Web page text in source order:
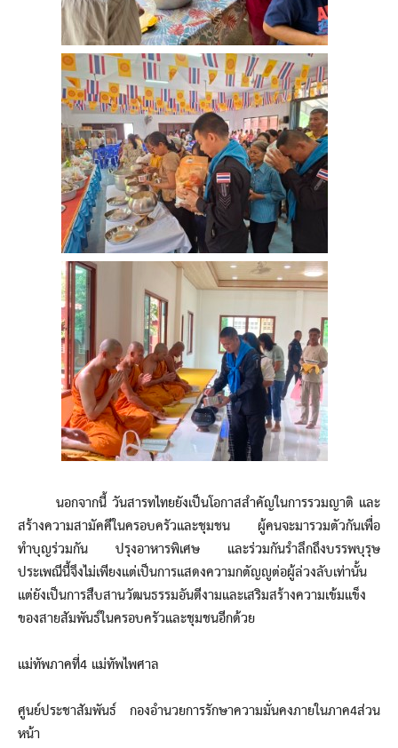
นอกจากนี้ วันสารทไทยยังเป็นโอกาสสำคัญในการรวมญาติ และ
สร้างความสามัคคีในครอบครัวและชุมชน ผู้คนจะมารวมตัวกันเพื่อ
ทำบุญร่วมกัน ปรุงอาหารพิเศษ และร่วมกันรำลึกถึงบรรพบุรุษ
ประเพณีนี้จึงไม่เพียงแต่เป็นการแสดงความกตัญญูต่อผู้ล่วงลับเท่านั้น
แต่ยังเป็นการสืบสานวัฒนธรรมอันดีงามและเสริมสร้างความเข้มแข็ง
ของสายสัมพันธ์ในครอบครัวและชุมชนอีกด้วย
แม่ทัพภาคที่4 แม่ทัพไพศาล
ศูนย์ประชาสัมพันธ์ กองอำนวยการรักษาความมั่นคงภายในภาค4ส่วน
หน้า